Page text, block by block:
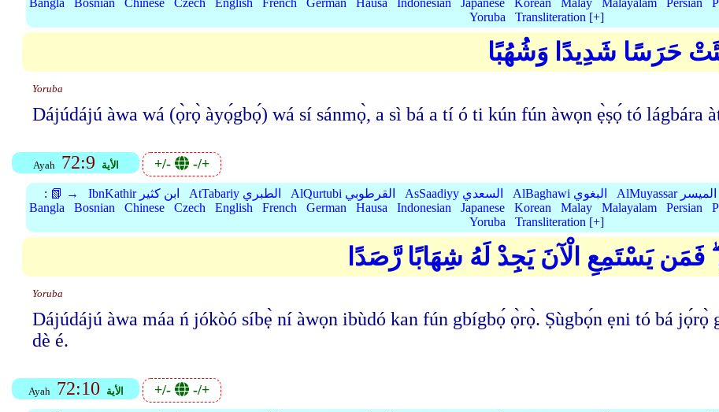
Bangla
Bosnian Chinese Czech English French German Hausa Indonesian Japanese Korean Malay Malayalam Persian
Yoruba
Transliteration [+]
حَرَسًا شَدِيدًا وَشُهُبًا
Yoruba
Dájúdájú àwa wá (ọ̀rọ̀ àyọ́gbọ́) wá sí sánmọ̀, a sì bá a tí ó ti kún fún àwọn ẹ̀ṣọ́ tó lágbára
Ayah 72:9 الأية +/- -/+
: 📗 → IbnKathir ابن كثير AtTabariy الطبري AlQurtubi القرطوبي AsSaadiyy السعدي AlBaghawi البغوي AlMuyassar الميسر
Bangla
Bosnian Chinese Czech English French German Hausa Indonesian Japanese Korean Malay Malayalam Persian
Yoruba
Transliteration [+]
فَمَن يَسْتَمِعِ الْآنَ يَجِدْ لَهُ شِهَابًا رَّصَدًا
Yoruba
Dájúdájú àwa máa ń jókòó síbẹ̀ ní àwọn ibùdó kan fún gbígbọ́ ọ̀rọ̀. Ṣùgbọ́n ẹni tó bá
dè é.
Ayah 72:10 الأية +/- -/+